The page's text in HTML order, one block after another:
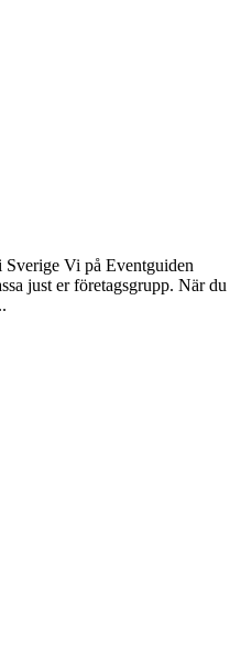
Vi på Eventguiden
just er företagsgrupp. När du